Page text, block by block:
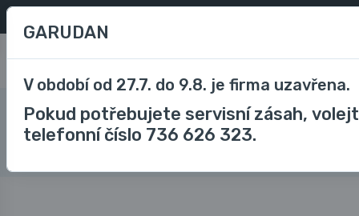
Blog Barevné světy Harmonie
Barevné světy Harmonie
GARUDAN
V období od 27.7. do 9.8. je firma uzavřena.
Pokud potřebujete servisní zásah,
telefonní číslo 736 626 323.